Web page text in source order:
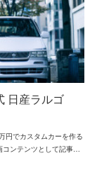
日産ラルゴ
円でカスタムカーを作る
コンテンツとして記事…